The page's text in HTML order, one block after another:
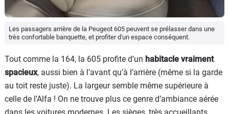
Les passagers arrière de la Peugeot 605 peuvent se prélasser dans une
très confortable banquette, et profiter d'un espace conséquent.
Tout comme la 164, la 605 profite d’un habitacle vraiment
spacieux, aussi bien à l’avant qu’à l’arrière (même si la garde
au toit reste juste). La largeur semble même supérieure à
celle de l’Alfa ! On ne trouve plus ce genre d’ambiance aérée
dans les voitures modernes. Les sièges, très accueillants,